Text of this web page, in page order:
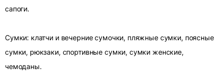
сапоги.
Сумки: клатчи и вечерние сумочки, пляжные сумки, поясные
сумки, рюкзаки, спортивные сумки, сумки женские,
чемоданы.